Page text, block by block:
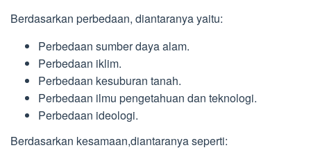
Berdasarkan perbedaan, diantaranya yaitu:
Perbedaan sumber daya alam.
Perbedaan iklim.
Perbedaan kesuburan tanah.
Perbedaan ilmu pengetahuan dan teknologi.
Perbedaan ideologi.
Berdasarkan kesamaan,diantaranya seperti: